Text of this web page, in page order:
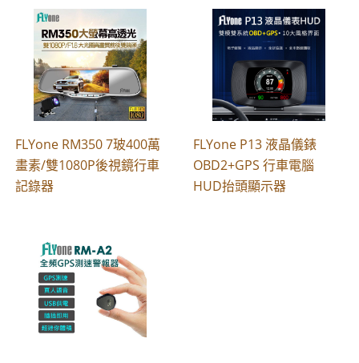
FLYone RM350 7玻400萬
畫素/雙1080P後視鏡行車
記錄器
FLYone P13 液晶儀錶
OBD2+GPS 行車電腦
HUD抬頭顯示器